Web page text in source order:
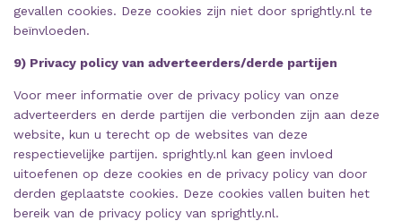
gevallen cookies. Deze cookies zijn niet door sprightly.nl te
beïnvloeden.
9) Privacy policy van adverteerders/derde partijen
Voor meer informatie over de privacy policy van onze
adverteerders en derde partijen die verbonden zijn aan deze
website, kun u terecht op de websites van deze
respectievelijke partijen. sprightly.nl kan geen invloed
uitoefenen op deze cookies en de privacy policy van door
derden geplaatste cookies. Deze cookies vallen buiten het
bereik van de privacy policy van sprightly.nl.